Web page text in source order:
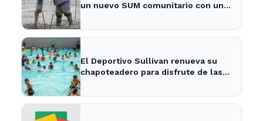
un nuevo SUM comunitario con una
- 0221
El Deportivo Sullivan renueva su
chapoteadero para disfrute de las